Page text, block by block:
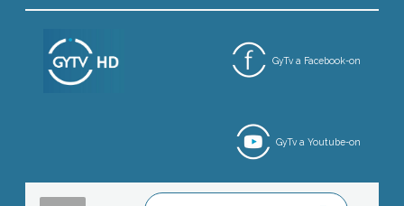
GyTv a Facebook-on
GyTv a Youtube-on